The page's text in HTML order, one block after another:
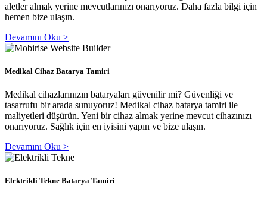
aletler almak yerine mevcutlarınızı onarıyoruz. Daha fazla bilgi için
hemen bize ulaşın.
Devamını Oku >
Medikal Cihaz Batarya Tamiri
Medikal cihazlarınızın bataryaları güvenilir mi? Güvenliği ve
tasarrufu bir arada sunuyoruz! Medikal cihaz batarya tamiri ile
maliyetleri düşürün. Yeni bir cihaz almak yerine mevcut cihazınızı
onarıyoruz. Sağlık için en iyisini yapın ve bize ulaşın.
Devamını Oku >
Elektrikli Tekne Batarya Tamiri